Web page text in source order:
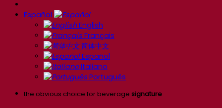
Español
English
Français
简体中文
Español
Italiano
Português
the obvious choice for beverage signature